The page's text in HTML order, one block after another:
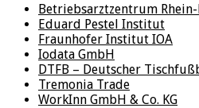
Betriebsarztzentrum
Eduard Pestel Institut
Fraunhofer Institut IOA
Iodata GmbH
DTFB – Deutscher
Tremonia Trade
WorkInn GmbH & Co. KG